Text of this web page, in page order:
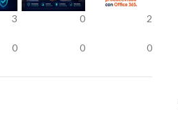
2
0
0
0
3
0